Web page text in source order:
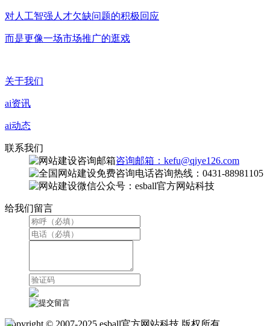
对人工智强人才欠缺问题的积极回应
而是更像一场市场推广的逛戏
关于我们
ai资讯
ai动态
联系我们
咨询邮箱：kefu@qiye126.com
咨询热线：0431-88981105
微信公众号：esball官方网站科技
给我们留言